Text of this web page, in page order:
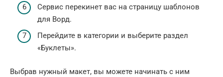
Сервис перекинет вас на страницу шаблонов
для Ворд.
Перейдите в категории и выберите раздел
«Буклеты».
Выбрав нужный макет, вы можете начинать с ним